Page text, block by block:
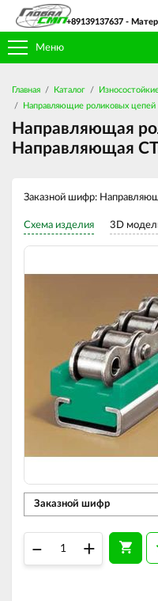
Меню
+89139137637 -
Главная Каталог
Направляющие роликовых цепей
Направляющая
Направляющая
Заказной шифр:
Схема изделия 3D
Заказной шифр
– +